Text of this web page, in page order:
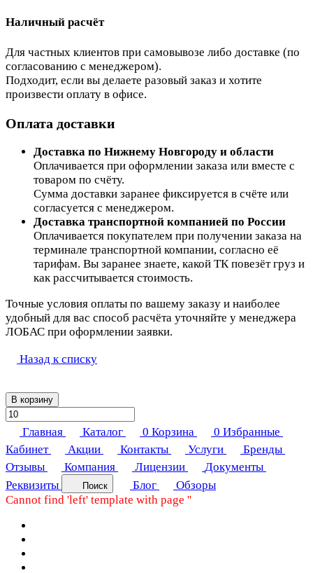
Наличный расчёт
Для частных клиентов при самовывозе либо доставке (по
согласованию с менеджером).
Подходит, если вы делаете разовый заказ и хотите
произвести оплату в офисе.
Оплата доставки
Доставка по Нижнему Новгороду и области
Оплачивается при оформлении заказа или вместе с
товаром по счёту.
Сумма доставки заранее фиксируется в счёте или
согласуется с менеджером.
Доставка транспортной компанией по России
Оплачивается покупателем при получении заказа на
терминале транспортной компании, согласно её
тарифам. Вы заранее знаете, какой ТК повезёт груз и
как рассчитывается стоимость.
Точные условия оплаты по вашему заказу и наиболее
удобный для вас способ расчёта уточняйте у менеджера
ЛОБАС при оформлении заявки.
Назад к списку
В корзину
Главная Каталог 0 Корзина 0 Избранные
Кабинет
Акции Контакты Услуги
Бренды
Отзывы
Компания Лицензии
Документы
Реквизиты
Поиск Блог
Обзоры
Cannot find 'left' template with page ''